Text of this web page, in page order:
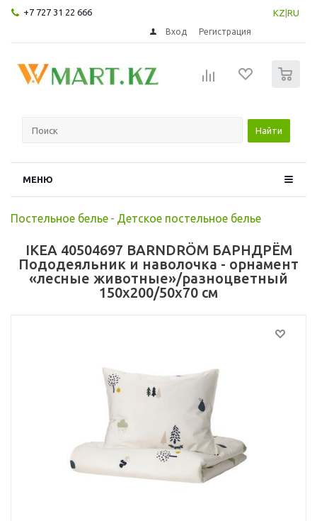
+7 727 31 22 666 KZ RU
Вход Регистрация
Найти
МЕНЮ
Постельное белье - Детское постельное белье
IKEA 40504697 BARNDRÖM БАРНДРЁМ
Пододеяльник и наволочка - орнамент
«лесные животные»/разноцветный
150x200/50x70 см